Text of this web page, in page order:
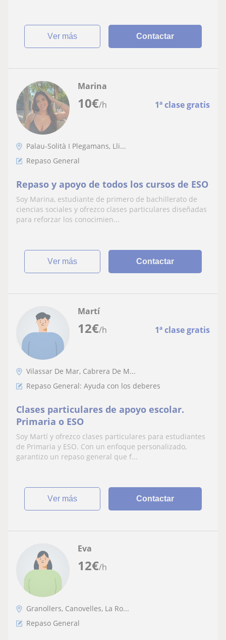
ver más Contactar
10€/h 1ª clase gratis
Marina
Palau-Solità I Plegamans, Lli...
Repaso General
Repaso y apoyo de todos los cursos de ESO
Soy Marina, estudiante de primero de bachillerato de
ciencias sociales y ofrezco clases particulares diseñadas
para reforzar los conocimien...
ver más Contactar
12€/h 1ª clase gratis
Martí
Vilassar De Mar, Cabrera De M...
Repaso General: Ayuda con los deberes
Clases particulares de apoyo escolar.
Primaria o ESO
Soy Martí y ofrezco clases particulares para estudiantes
de Primaria y ESO. Con un enfoque personalizado,
garantizo un repaso general que f...
ver más Contactar
12€/h
Eva
Granollers, Canovelles, La Ro...
Repaso General